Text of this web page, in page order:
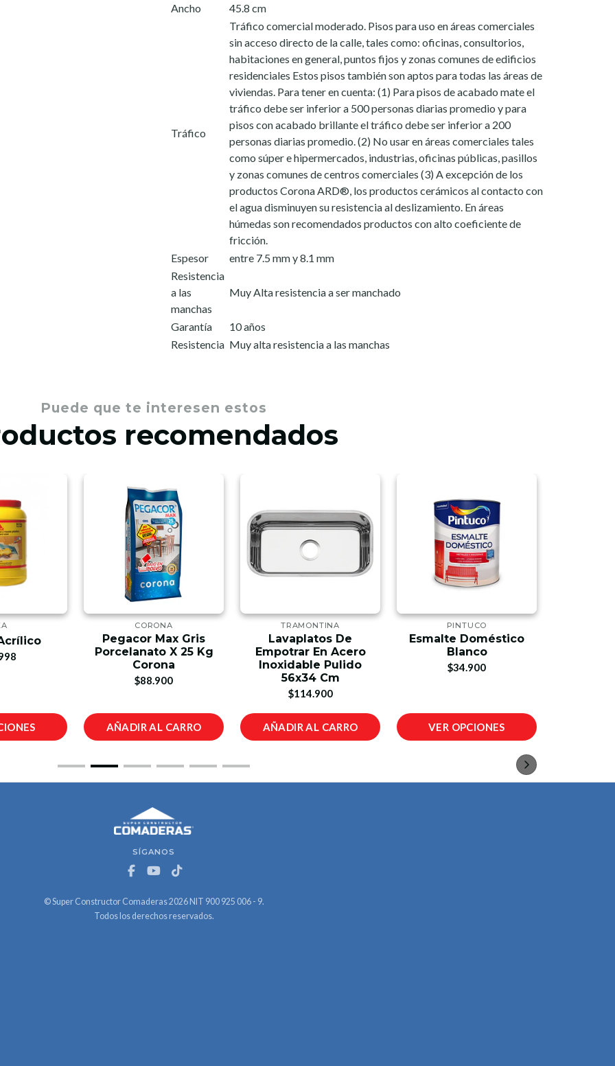
Ancho
45.8 cm
Tráfico
Tráfico comercial moderado. Pisos para uso en áreas comerciales
sin acceso directo de la calle, tales como: oficinas, consultorios,
habitaciones en general, puntos fijos y zonas comunes de edificios
residenciales Estos pisos también son aptos para todas las áreas de
viviendas. Para tener en cuenta: (1) Para pisos de acabado mate el
tráfico debe ser inferior a 500 personas diarias promedio y para
pisos con acabado brillante el tráfico debe ser inferior a 200
personas diarias promedio. (2) No usar en áreas comerciales tales
como súper e hipermercados, industrias, oficinas públicas, pasillos
y zonas comunes de centros comerciales (3) A excepción de los
productos Corona ARD®, los productos cerámicos al contacto con
el agua disminuyen su resistencia al deslizamiento. En áreas
húmedas son recomendados productos con alto coeficiente de
fricción.
Espesor
entre 7.5 mm y 8.1 mm
Resistencia
a las
manchas
Muy Alta resistencia a ser manchado
Garantía
10 años
Resistencia Muy alta resistencia a las manchas
Puede que te interesen estos
recomendados
CORONA
Pegacor Max Gris
Porcelanato X 25 Kg
Corona
$88.900
AÑADIR AL CARRO
TRAMONTINA
Lavaplatos De
Empotrar En Acero
Inoxidable Pulido
56x34 Cm
$114.900
AÑADIR AL CARRO
PINTUCO
Esmalte Doméstico
Blanco
$34.900
VER OPCIONES
SÍGANOS
© Super Constructor Comaderas 2026 NIT 900 925 006 - 9.
Todos los derechos reservados.